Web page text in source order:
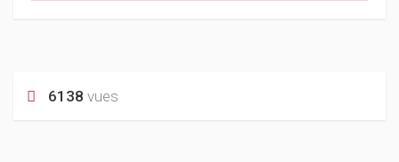
6138 vues